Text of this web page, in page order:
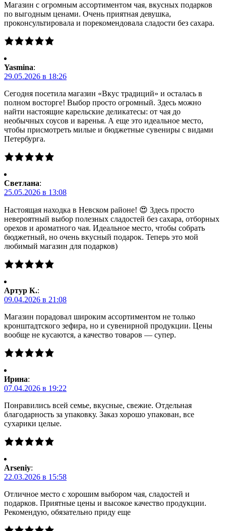
Магазин с огромным ассортиментом чая, вкусных подарков
по выгодным ценами. Очень приятная девушка,
проконсультировала и порекомендовала сладости без сахара.
Yasmina:
29.05.2026 в 18:26
Сегодня посетила магазин «Вкус традиций» и осталась в
полном восторге! Выбор просто огромный. Здесь можно
найти настоящие карельские деликатесы: от чая до
необычных соусов и варенья. А еще это идеальное место,
чтобы присмотреть милые и бюджетные сувениры с видами
Петербурга.
Светлана:
25.05.2026 в 13:08
Настоящая находка в Невском районе! 😍 Здесь просто
невероятный выбор полезных сладостей без сахара, отборных
орехов и ароматного чая. Идеальное место, чтобы собрать
бюджетный, но очень вкусный подарок. Теперь это мой
любимый магазин для подарков)
Артур К.:
09.04.2026 в 21:08
Магазин порадовал широким ассортиментом не только
кронштадтского зефира, но и сувенирной продукции. Цены
вообще не кусаются, а качество товаров — супер.
Ирина:
07.04.2026 в 19:22
Понравились всей семье, вкусные, свежие. Отдельная
благодарность за упаковку. Заказ хорошо упакован, все
сухарики целые.
Arseniy:
22.03.2026 в 15:58
Отличное место с хорошим выбором чая, сладостей и
подарков. Приятные цены и высокое качество продукции.
Рекомендую, обязательно приду еще